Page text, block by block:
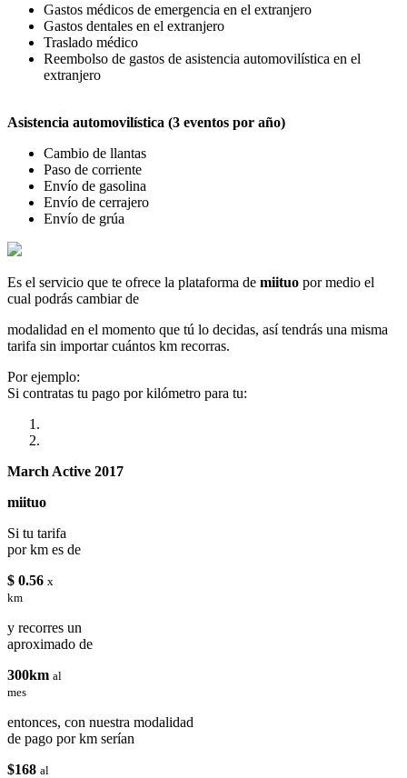
Gastos médicos de emergencia en el extranjero
Gastos dentales en el extranjero
Traslado médico
Reembolso de gastos de asistencia automovilística en el
extranjero
Asistencia automovilística (3 eventos por año)
Cambio de llantas
Paso de corriente
Envío de gasolina
Envío de cerrajero
Envío de grúa
Es el servicio que te ofrece la plataforma de miituo por medio el
cual podrás cambiar de
modalidad en el momento que tú lo decidas, así tendrás una misma
tarifa sin importar cuántos km recorras.
Por ejemplo:
Si contratas tu pago por kilómetro para tu:
March Active 2017
miituo
Si tu tarifa
por km es de
$ 0.56 x
km
y recorres un
aproximado de
300km al
mes
entonces, con nuestra modalidad
de pago por km serían
$168 al